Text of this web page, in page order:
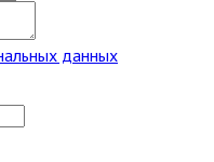
данных